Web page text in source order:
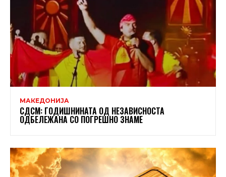
МАКЕДОНИЈА
СДСМ: ГОДИШНИНАТА ОД НЕЗАВИСНОСТА
ОДБЕЛЕЖАНА СО ПОГРЕШНО ЗНАМЕ